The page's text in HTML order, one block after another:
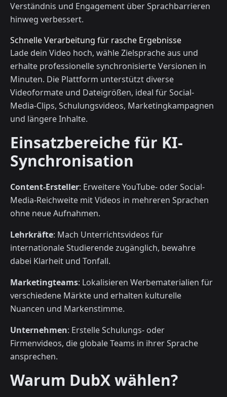
Verständnis und Engagement über Sprachbarrieren
hinweg verbessert.
Schnelle Verarbeitung für rasche Ergebnisse
Lade dein Video hoch, wähle Zielsprache aus und
erhalte professionelle synchronisierte Versionen in
Minuten. Die Plattform unterstützt diverse
Videoformate und Dateigrößen, ideal für Social-
Media-Clips, Schulungsvideos, Marketingkampagnen
und längere Inhalte.
Einsatzbereiche für KI-
Synchronisation
Content-Ersteller: Erweitere YouTube- oder Social-
Media-Reichweite mit Videos in mehreren Sprachen
ohne neue Aufnahmen.
Lehrkräfte: Mach Unterrichtsvideos für
internationale Studierende zugänglich, bewahre
dabei Klarheit und Tonfall.
Marketingteams: Lokalisieren Werbematerialien für
verschiedene Märkte und erhalten kulturelle
Nuancen und Markenstimme.
Unternehmen: Erstelle Schulungs- oder
Firmenvideos, die globale Teams in ihrer Sprache
ansprechen.
Warum DubX wählen?